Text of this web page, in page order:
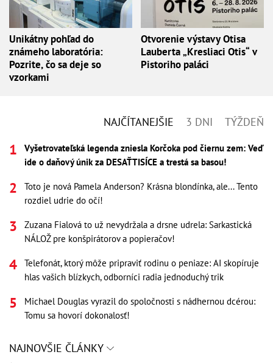
Unikátny pohľad do
známeho laboratória:
Pozrite, čo sa deje so
vzorkami
Otvorenie výstavy Otisa
Lauberta „Kresliaci Otis“ v
Pistoriho paláci
NAJČÍTANEJŠIE 3 DNI TÝŽDEŇ
Vyšetrovateľská legenda zniesla Korčoka pod čiernu zem: Veď
ide o daňový únik za DESAŤTISÍCE a trestá sa basou!
Toto je nová Pamela Anderson? Krásna blondínka, ale... Tento
rozdiel udrie do očí!
Zuzana Fialová to už nevydržala a drsne udrela: Sarkastická
NÁLOŽ pre konšpirátorov a popieračov!
Telefonát, ktorý môže pripraviť rodinu o peniaze: AI skopíruje
hlas vašich blízkych, odborníci radia jednoduchý trik
Michael Douglas vyrazil do spoločnosti s nádhernou dcérou:
Tomu sa hovorí dokonalosť!
NAJNOVŠIE ČLÁNKY